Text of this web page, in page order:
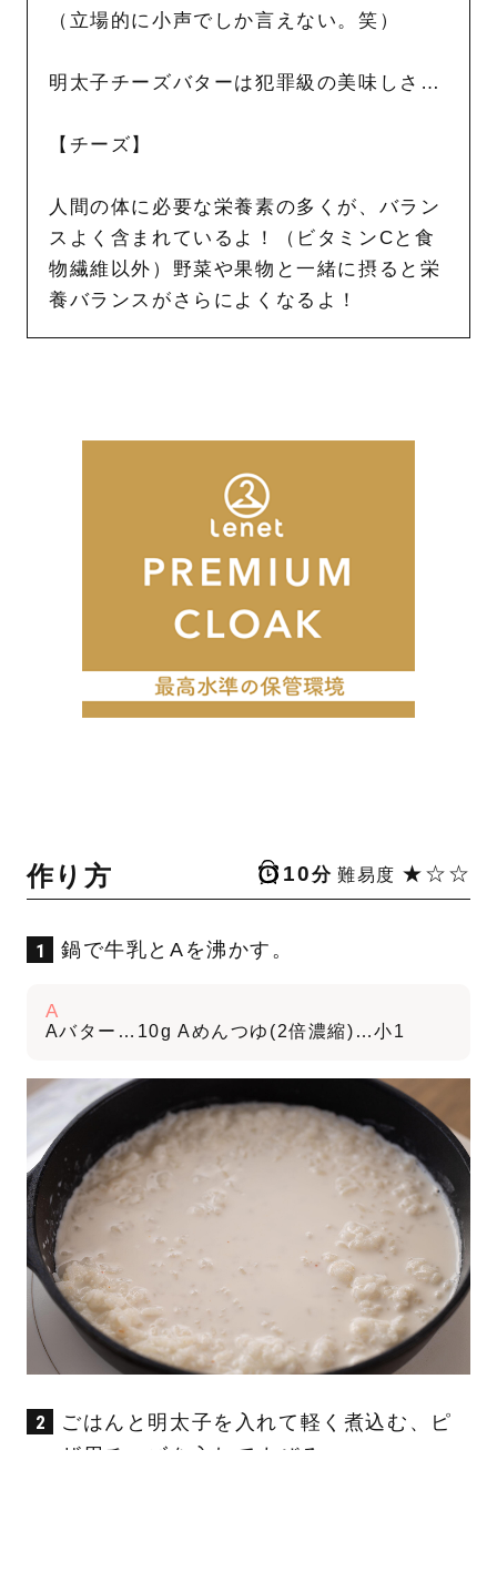
（立場的に小声でしか言えない。笑）
明太子 チーズバターは犯罪級の美味しさ…
【チーズ】
人間の体に必要な栄養素の多くが、バラン
スよく含まれているよ！（ビタミンCと食
物繊維以外）野菜や果物と一緒に摂ると栄
養バランスがさらによくなるよ！
作り方 10分 難易度 ★☆☆
鍋で牛乳とAを沸かす。
A
Aバター…10g Aめんつゆ(2倍濃縮)…小1
ごはんと明太子を入れて軽く煮込む、ピ
ザ用チーズを入れてまぜる。